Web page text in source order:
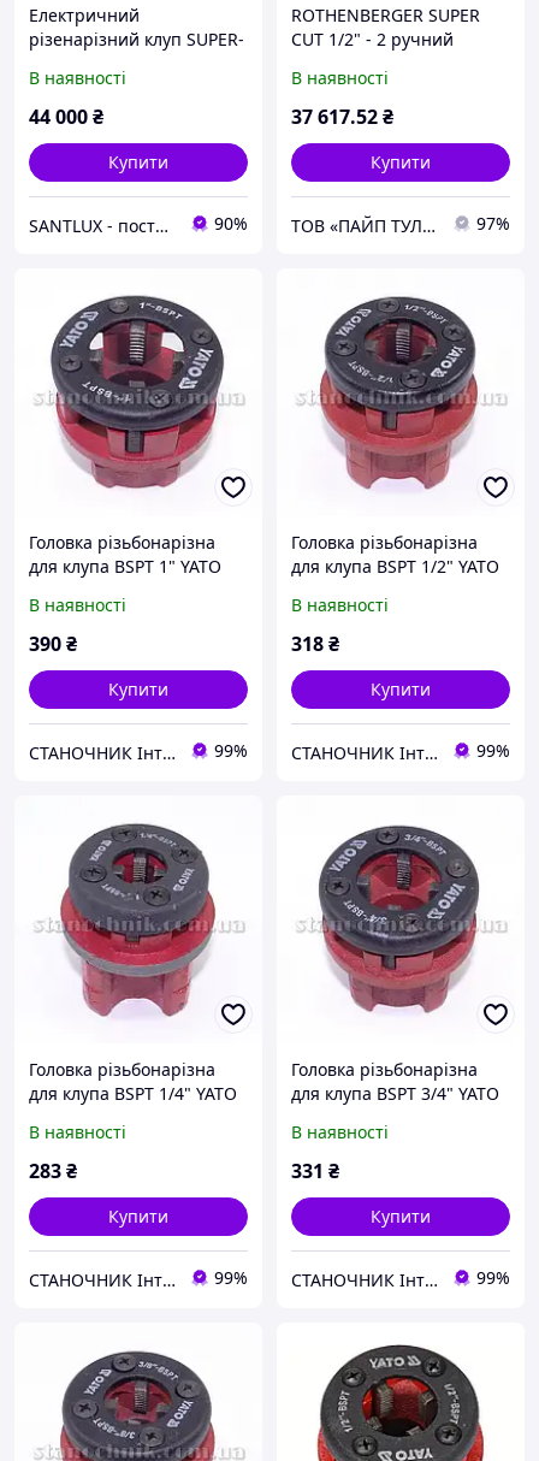
Електричний
різенарізний клуп SUPER-
1/2"-1 1/4"
В наявності
44 000₴
Купити
SANTLUX - постачальник інженерної сантехніки та інструментів 90%
ROTHENBERGER SUPER
CUT 1/2" - 2 ручний
В наявності
37 617.52₴
Купити
ТОВ «ПАЙП ТУЛС» 97%
Головка різьбонарізна
для клупа BSPT 1" YATO
В наявності
390₴
Купити
СТАНОЧНИК Інтернет-магазин 99%
Головка різьбонарізна
для клупа BSPT 1/2" YATO
В наявності
318₴
Купити
СТАНОЧНИК Інтернет-магазин 99%
Головка різьбонарізна
для клупа BSPT 1/4" YATO
В наявності
283₴
Купити
СТАНОЧНИК Інтернет-магазин 99%
Головка різьбонарізна
для клупа BSPT 3/4" YATO
В наявності
331 ₴
Купити
СТАНОЧНИК Інтернет-магазин 99%